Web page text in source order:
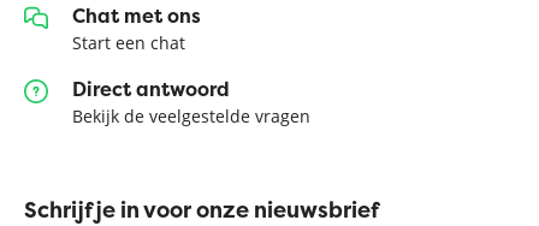
Chat met ons
Start een chat
Direct antwoord
Bekijk de veelgestelde vragen
Schrijf je in voor onze nieuwsbrief